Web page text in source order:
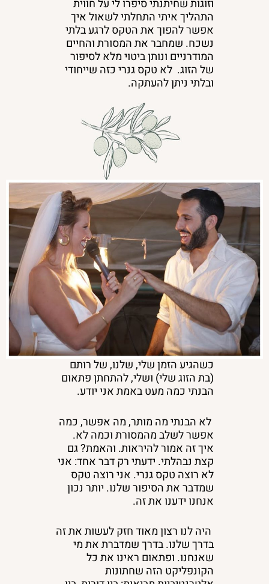
וזוגות שחיתנתי סיפרו לי על חווית
התהליך איתי התחלתי לשאול איך
אפשר להפוך את הטקס לרגע בלתי
נשכח. שמחבר את המסורת והחיים
המודרניים ונותן ביטוי מלא לסיפור
של הזוג. לא טקס גנרי כזה שייחודי
ובלתי ניתן להעתקה.
כשהגיע הזמן שלי, שלנו, של רותם
(בת הזוג שלי) ושלי, להתחתן פתאום
הבנתי כמה מעט באמת אני יודע.
לא הבנתי מה מותר, מה אפשר, כמה
אפשר לשלב מהמסורת וכמה לא.
איך זה אמור להיראות. והאמת? גם
קצת נבהלתי. ידעתי רק דבר אחד: אני
לא רוצה טקס גנרי. אני רוצה טקס
שמדבר את הסיפור שלנו. יותר נכון
אנחנו ידענו את זה.
היה לנו רצון מאוד חזק לעשות את זה
בדרך שלנו. בדרך שמדברת את מי
שאנחנו. ופתאום ראינו את כל
הקונפליקט הזה שחתונות